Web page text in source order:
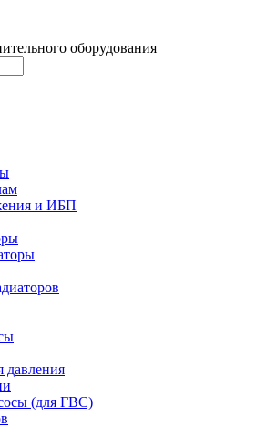
оборудования
и ИБП
давления
(для ГВС)